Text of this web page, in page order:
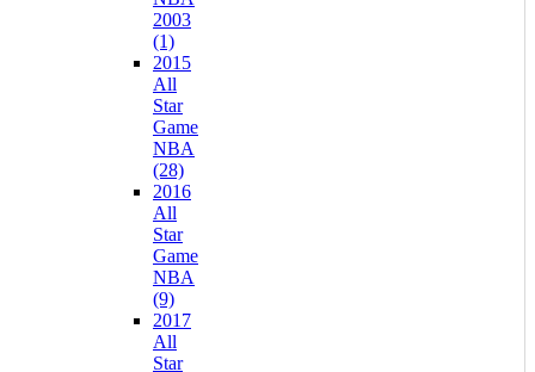
2003
(1)
2015
All
Star
Game
NBA
(28)
2016
All
Star
Game
NBA
(9)
2017
All
Star